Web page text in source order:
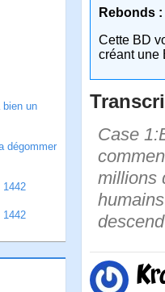
bien un
dégommer
1442
1442
Rebonds :
Cette BD
créant une
Case
millions